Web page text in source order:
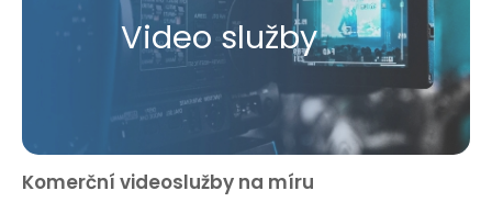
Video služby
Komerční videoslužby na míru